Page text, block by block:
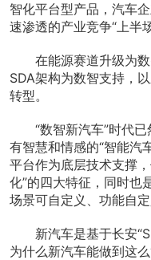
智化平台型产品，汽车
速渗透的产业竞争“上半
在能源赛道升级为
SDA架构为数智支持，
转型。
“数智新汽车”时代
有智慧和情感的“智能汽
平台作为底层技术支撑
化”的四大特征，同时也
场景可自定义、功能自
新汽车是基于长安
为什么新汽车能做到这